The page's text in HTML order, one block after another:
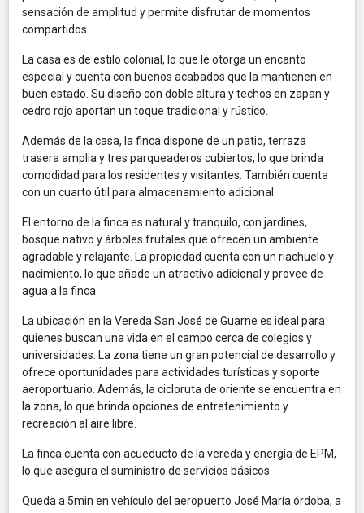
sensación de amplitud y permite disfrutar de momentos
compartidos.
La casa es de estilo colonial, lo que le otorga un encanto
especial y cuenta con buenos acabados que la mantienen en
buen estado. Su diseño con doble altura y techos en zapan y
cedro rojo aportan un toque tradicional y rústico.
Además de la casa, la finca dispone de un patio, terraza
trasera amplia y tres parqueaderos cubiertos, lo que brinda
comodidad para los residentes y visitantes. También cuenta
con un cuarto útil para almacenamiento adicional.
El entorno de la finca es natural y tranquilo, con jardines,
bosque nativo y árboles frutales que ofrecen un ambiente
agradable y relajante. La propiedad cuenta con un riachuelo y
nacimiento, lo que añade un atractivo adicional y provee de
agua a la finca.
La ubicación en la Vereda San José de Guarne es ideal para
quienes buscan una vida en el campo cerca de colegios y
universidades. La zona tiene un gran potencial de desarrollo y
ofrece oportunidades para actividades turísticas y soporte
aeroportuario. Además, la cicloruta de oriente se encuentra en
la zona, lo que brinda opciones de entretenimiento y
recreación al aire libre.
La finca cuenta con acueducto de la vereda y energía de EPM,
lo que asegura el suministro de servicios básicos.
Queda a 5min en vehículo del aeropuerto José María órdoba, a